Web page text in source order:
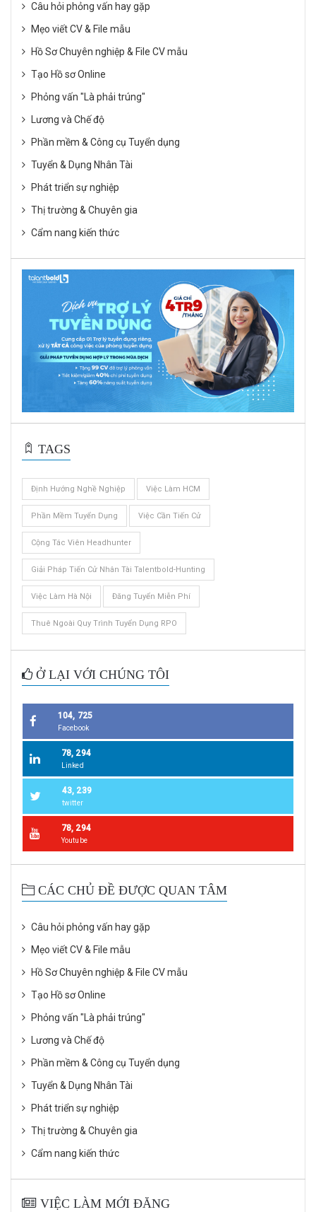
Câu hỏi phỏng vấn hay gặp
Mẹo viết CV & File mẫu
Hồ Sơ Chuyên nghiệp & File CV mẫu
Tạo Hồ sơ Online
Phỏng vấn "Là phải trúng"
Lương và Chế độ
Phần mềm & Công cụ Tuyển dụng
Tuyển & Dụng Nhân Tài
Phát triển sự nghiệp
Thị trường & Chuyên gia
Cẩm nang kiến thức
TAGS
Định Hướng Nghề Nghiệp Việc Làm HCM
Phần Mềm Tuyển Dụng Việc Cần Tiến Cử
Cộng Tác Viên Headhunter
Giải Pháp Tiến Cử Nhân Tài Talentbold-Hunting
Việc Làm Hà Nội Đăng Tuyển Miễn Phí
Thuê Ngoài Quy Trình Tuyển Dụng RPO
Ở LẠI VỚI CHÚNG TÔI
104, 725
Facebook
78, 294
Linked
43, 239
twitter
78, 294
Youtube
CÁC CHỦ ĐỀ ĐƯỢC QUAN TÂM
Câu hỏi phỏng vấn hay gặp
Mẹo viết CV & File mẫu
Hồ Sơ Chuyên nghiệp & File CV mẫu
Tạo Hồ sơ Online
Phỏng vấn "Là phải trúng"
Lương và Chế độ
Phần mềm & Công cụ Tuyển dụng
Tuyển & Dụng Nhân Tài
Phát triển sự nghiệp
Thị trường & Chuyên gia
Cẩm nang kiến thức
VIỆC LÀM MỚI ĐĂNG